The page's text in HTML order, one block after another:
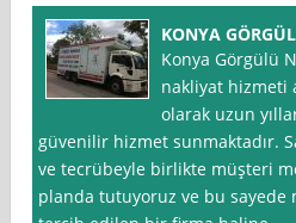
KONYA
Konya Görgülü
nakliyat hizmeti
olarak uzun
güvenilir hizmet sunmaktadır.
ve tecrübeyle birlikte müşteri
planda tutuyoruz ve bu sayede